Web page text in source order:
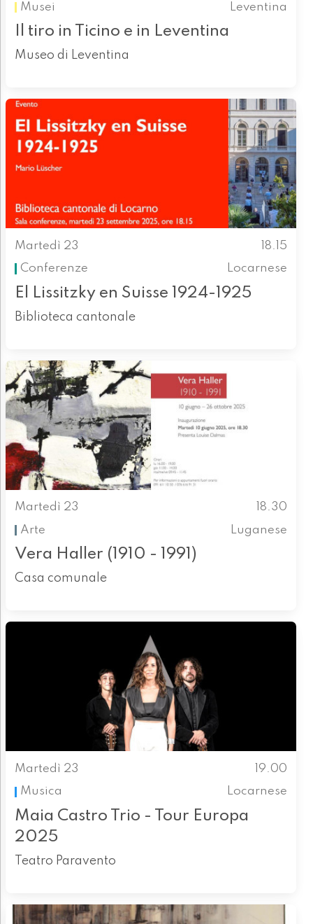
Musei
Leventina
Il tiro in Ticino e in Leventina
Museo di Leventina
Martedì 23
18.15
Conferenze
Locarnese
El Lissitzky en Suisse 1924-1925
Biblioteca cantonale
Martedì 23
18.30
Arte
Luganese
Vera Haller (1910 - 1991)
Casa comunale
Martedì 23
19.00
Musica
Locarnese
Maia Castro Trio - Tour Europa
2025
Teatro Paravento